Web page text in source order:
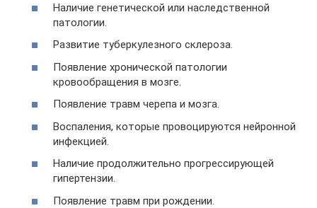
Наличие генетической или наследственной
патологии.
Развитие туберкулезного склероза.
Появление хронической патологии
кровообращения в мозге.
Появление травм черепа и мозга.
Воспаления, которые провоцируются нейронной
инфекцией.
Наличие продолжительно прогрессирующей
гипертензии.
Появление травм при рождении.